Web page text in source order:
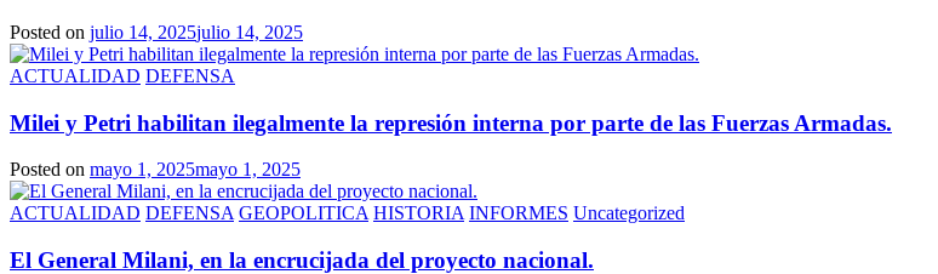
Posted on julio 14, 2025julio 14, 2025
ACTUALIDAD DEFENSA
Milei y Petri habilitan ilegalmente la represión interna por parte de las Fuerzas Armadas.
Posted on mayo 1, 2025mayo 1, 2025
ACTUALIDAD DEFENSA GEOPOLITICA HISTORIA INFORMES Uncategorized
El General Milani, en la encrucijada del proyecto nacional.